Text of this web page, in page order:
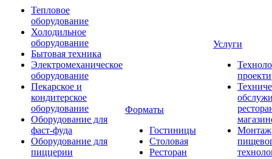
Тепловое
оборудование
Холодильное
оборудование
Бытовая техника
Электромеханическое
оборудование
Пекарское и
кондитерское
оборудование
Оборудование для
фаст-фуда
Оборудование для
пиццерии
Форматы
Гостиницы
Столовая
Ресторан
Услуги
Монтаж